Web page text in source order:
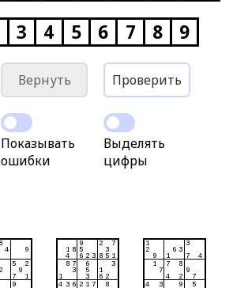
3 4 5 6 7 8 9
Вернуть Проверить
Показывать
ошибки
Выделять
цифры